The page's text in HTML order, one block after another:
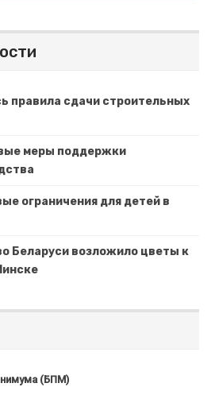
правила сдачи строительных
меры поддержки
ограничения для детей в
Беларуси возложило цветы к
(БПМ)